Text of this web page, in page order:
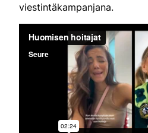
viestintäkampanjana.